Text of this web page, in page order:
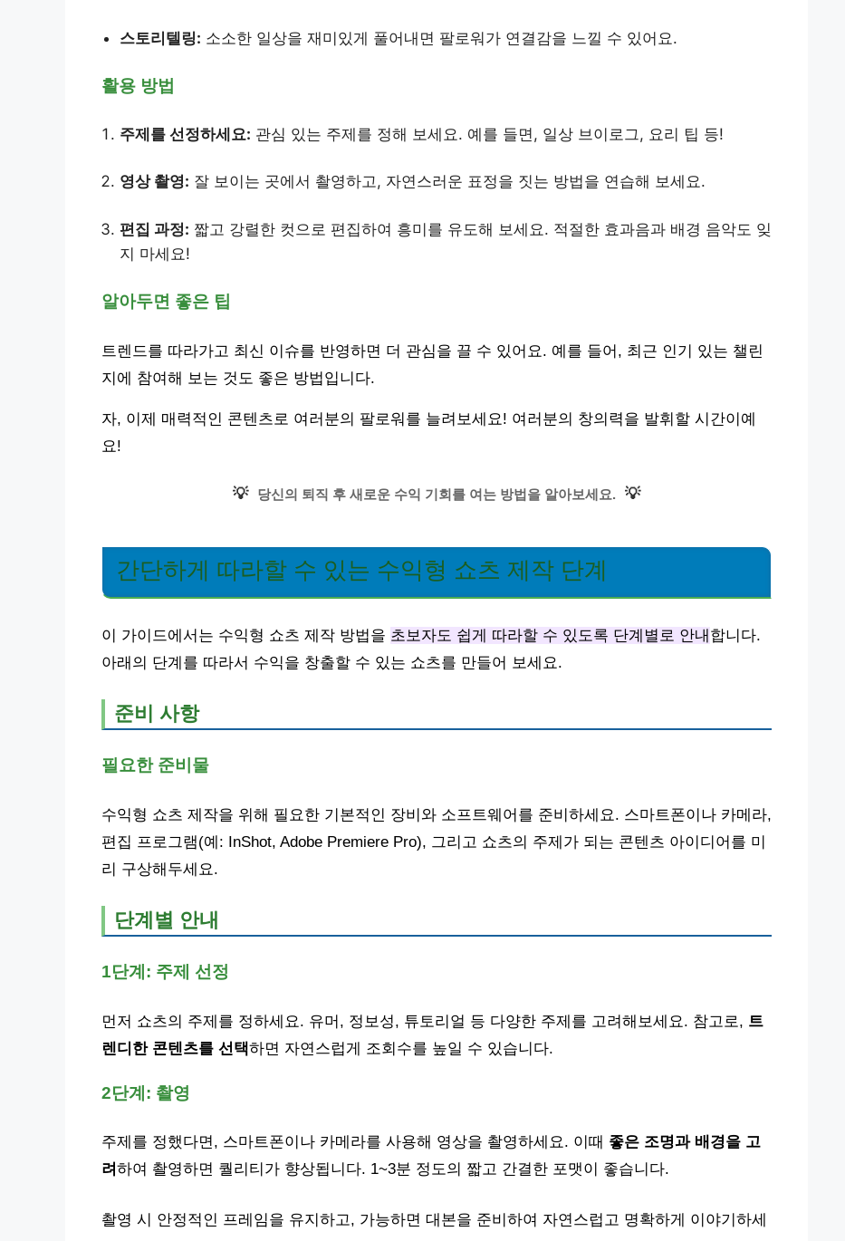
스토리텔링: 소소한 일상을 재미있게 풀어내면 팔로워가 연결감을 느낄 수 있어요.
활용 방법
주제를 선정하세요: 관심 있는 주제를 정해 보세요. 예를 들면, 일상 브이로그, 요리 팁 등!
영상 촬영: 잘 보이는 곳에서 촬영하고, 자연스러운 표정을 짓는 방법을 연습해 보세요.
편집 과정: 짧고 강렬한 컷으로 편집하여 흥미를 유도해 보세요. 적절한 효과음과 배경 음악도 잊
지 마세요!
알아두면 좋은 팁
트렌드를 따라가고 최신 이슈를 반영하면 더 관심을 끌 수 있어요. 예를 들어, 최근 인기 있는 챌린
지에 참여해 보는 것도 좋은 방법입니다.
자, 이제 매력적인 콘텐츠로 여러분의 팔로워를 늘려보세요! 여러분의 창의력을 발휘할 시간이예
요!
💡 당신의 퇴직 후 새로운 수익 기회를 여는 방법을 알아보세요. 💡
간단하게 따라할 수 있는 수익형 쇼츠 제작 단계
이 가이드에서는 수익형 쇼츠 제작 방법을 초보자도 쉽게 따라할 수 있도록 단계별로 안내합니다.
아래의 단계를 따라서 수익을 창출할 수 있는 쇼츠를 만들어 보세요.
준비 사항
필요한 준비물
수익형 쇼츠 제작을 위해 필요한 기본적인 장비와 소프트웨어를 준비하세요. 스마트폰이나 카메라,
편집 프로그램(예: InShot, Adobe Premiere Pro), 그리고 쇼츠의 주제가 되는 콘텐츠 아이디어를 미
리 구상해두세요.
단계별 안내
1단계: 주제 선정
먼저 쇼츠의 주제를 정하세요. 유머, 정보성, 튜토리얼 등 다양한 주제를 고려해보세요. 참고로, 트
렌디한 콘텐츠를 선택하면 자연스럽게 조회수를 높일 수 있습니다.
2단계: 촬영
주제를 정했다면, 스마트폰이나 카메라를 사용해 영상을 촬영하세요. 이때 좋은 조명과 배경을 고
려하여 촬영하면 퀄리티가 향상됩니다. 1~3분 정도의 짧고 간결한 포맷이 좋습니다.
촬영 시 안정적인 프레임을 유지하고, 가능하면 대본을 준비하여 자연스럽고 명확하게 이야기하세